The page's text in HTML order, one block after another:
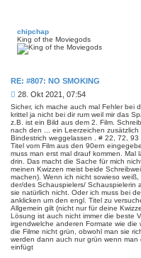
chipchap
King of the Moviegods
RE: #807: NO SMOKING
B
e
i
t
r
a
g
28. Okt 2021, 07:54
Sicher, ich mache auch mal Fehler bei
krittel ja nicht bei dir rum weil mir das
z.B. ist ein Bild aus dem 2. Film.
nach den ... ein Leerzeichen
Bindestrich weggelassen . # 22, 72,
Titel vom Film aus den 90ern
muss man erst mal drauf kommen.
drin. Das macht die Sache für mich
meinen Kwizzen meist beide
machen). Wenn ich nicht sowieso
der/des Schauspielers/ Schauspielerin
sie natürlich nicht. Oder ich muss bei
anklicken um den engl. Titel zu
Allgemein gilt (nicht nur für deine
Lösung ist auch nicht immer die beste
irgendwelche anderen Formate wie
die Filme nicht grün, obwohl man sie
werden dann auch nur grün wenn
einfügt